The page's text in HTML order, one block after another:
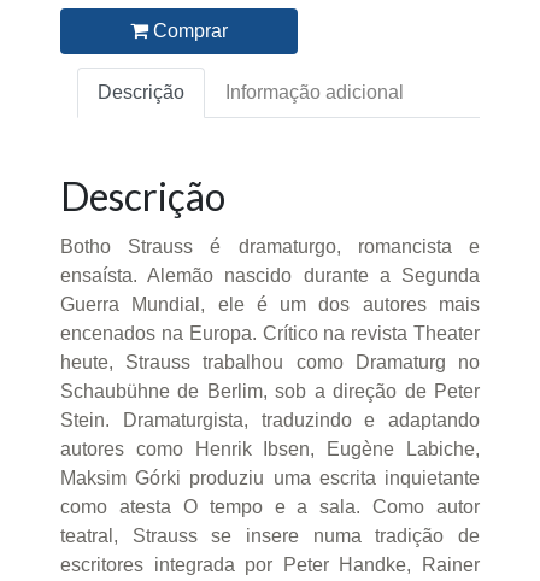
Comprar
Descrição Informação adicional
Descrição
Botho Strauss é dramaturgo, romancista e
ensaísta. Alemão nascido durante a Segunda
Guerra Mundial, ele é um dos autores mais
encenados na Europa. Crítico na revista Theater
heute, Strauss trabalhou como Dramaturg no
Schaubühne de Berlim, sob a direção de Peter
Stein. Dramaturgista, traduzindo e adaptando
autores como Henrik Ibsen, Eugène Labiche,
Maksim Górki produziu uma escrita inquietante
como atesta O tempo e a sala. Como autor
teatral, Strauss se insere numa tradição de
escritores integrada por Peter Handke, Rainer